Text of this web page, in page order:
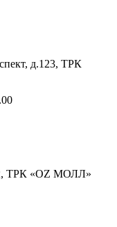
д.123, ТРК
2, ТРК «OZ МОЛЛ»